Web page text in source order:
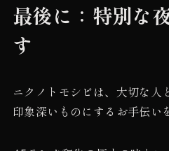
最後に：特別な
す
ニクノトモシビは、大切な人
印象深いものにするお手伝い